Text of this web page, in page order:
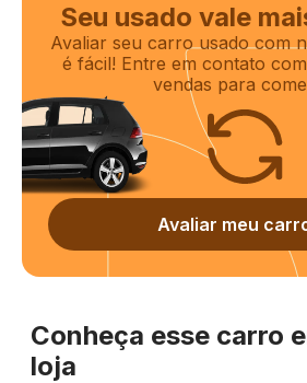
Seu usado vale
Avaliar seu carro usado com
é fácil! Entre em contato
vendas para
Avaliar meu
Conheça esse carro
loja